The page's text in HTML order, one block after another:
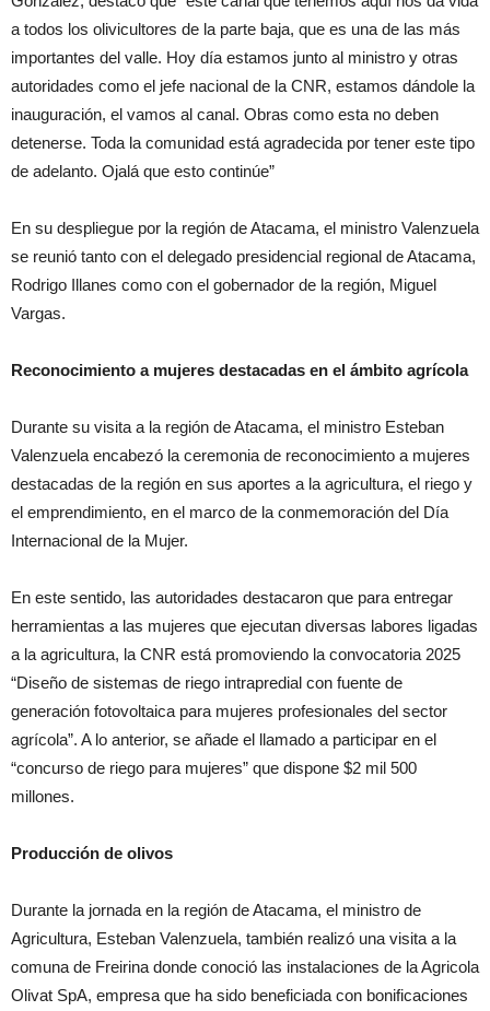
a todos los olivicultores de la parte baja, que es una de las más
importantes del valle. Hoy día estamos junto al ministro y otras
autoridades como el jefe nacional de la CNR, estamos dándole la
inauguración, el vamos al canal. Obras como esta no deben
detenerse. Toda la comunidad está agradecida por tener este tipo
de adelanto. Ojalá que esto continúe”
En su despliegue por la región de Atacama, el ministro Valenzuela
se reunió tanto con el delegado presidencial regional de Atacama,
Rodrigo Illanes como con el gobernador de la región, Miguel
Vargas.
Reconocimiento a mujeres destacadas en el ámbito agrícola
Durante su visita a la región de Atacama, el ministro Esteban
Valenzuela encabezó la ceremonia de reconocimiento a mujeres
destacadas de la región en sus aportes a la agricultura, el riego y
el emprendimiento, en el marco de la conmemoración del Día
Internacional de la Mujer.
En este sentido, las autoridades destacaron que para entregar
herramientas a las mujeres que ejecutan diversas labores ligadas
a la agricultura, la CNR está promoviendo la convocatoria 2025
“Diseño de sistemas de riego intrapredial con fuente de
generación fotovoltaica para mujeres profesionales del sector
agrícola”. A lo anterior, se añade el llamado a participar en el
“concurso de riego para mujeres” que dispone $2 mil 500
millones.
Producción de olivos
Durante la jornada en la región de Atacama, el ministro de
Agricultura, Esteban Valenzuela, también realizó una visita a la
comuna de Freirina donde conoció las instalaciones de la Agricola
Olivat SpA, empresa que ha sido beneficiada con bonificaciones